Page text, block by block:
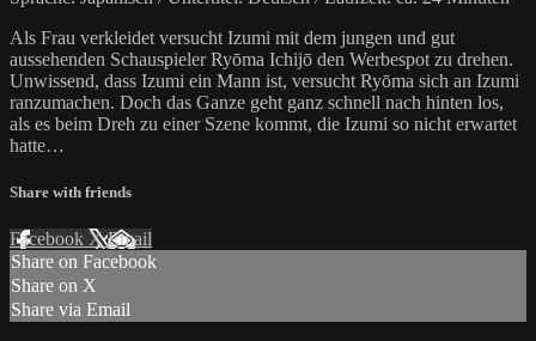
Als Frau verkleidet versucht Izumi mit dem jungen und gut
aussehenden Schauspieler Ryōma Ichijō den Werbespot zu drehen.
Unwissend, dass Izumi ein Mann ist, versucht Ryōma sich an Izumi
ranzumachen. Doch das Ganze geht ganz schnell nach hinten los,
als es beim Dreh zu einer Szene kommt, die Izumi so nicht erwartet
hatte…
Share with friends
Facebook XEmail
Share on Facebook
Share on X
Share via Email